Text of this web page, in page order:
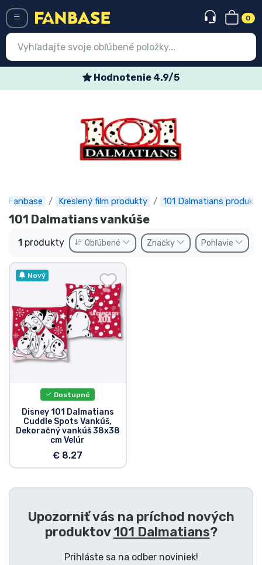
0
Hodnotenie 4.9/5
Fanbase Kreslený film produkty 101 Dalmatians produkty
101 Dalmatians vankúše
1 produkty Obľúbené Značky Pohlavie
Nový
Dostupné
Disney 101 Dalmatians
Cuddle Spots Vankúš,
Dekoračný vankúš 38x38
cm Velúr
€ 8.27
Upozorniť vás na príchod nových
produktov101 Dalmatians?
Prihláste sa na odber noviniek!
Predobjednávky
Outlet produkty
Preprava a platba
Zoradiť podľa série
Zoradiť podľa filmov
Zoradiť podľa karikatúry
Zoradiť podľa Anime
Zoradiť podľa hier
Zoradiť podľa športu
Typy výrobkov